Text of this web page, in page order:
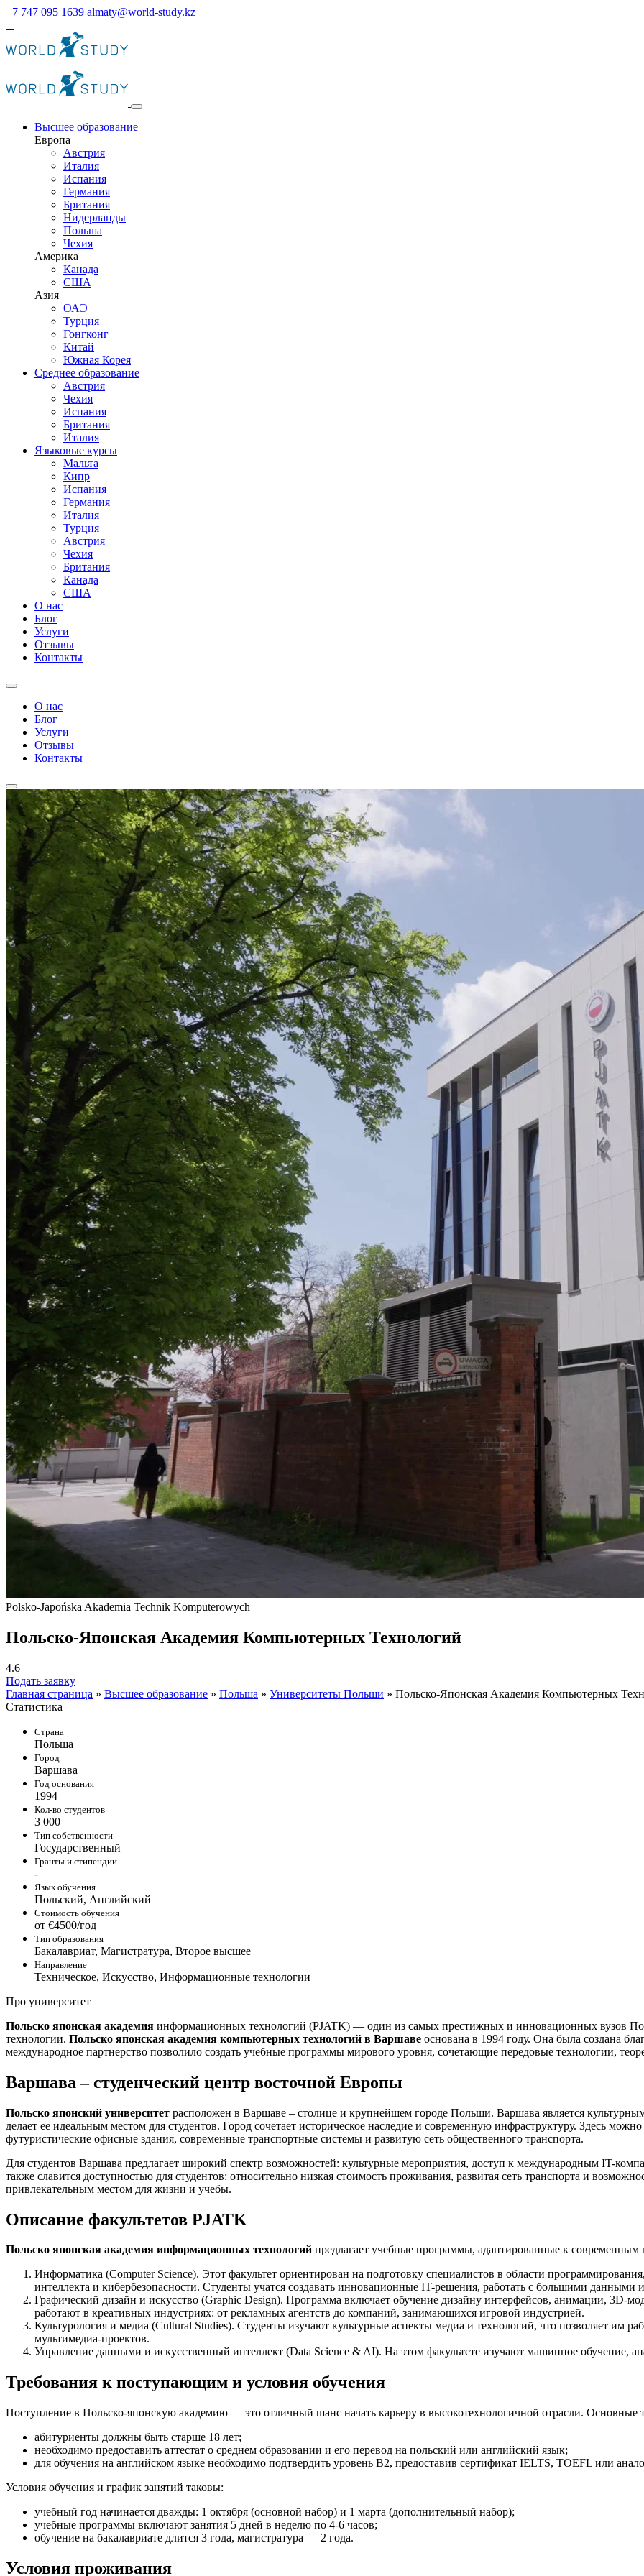
+7 747 095 1639 almaty@world-study.kz
Высшее образование
Европа
Австрия
Италия
Испания
Германия
Британия
Нидерланды
Польша
Чехия
Америка
Канада
США
Азия
ОАЭ
Турция
Гонгконг
Китай
Южная Корея
Среднее образование
Австрия
Чехия
Испания
Британия
Италия
Языковые курсы
Мальта
Кипр
Испания
Германия
Италия
Турция
Австрия
Чехия
Британия
Канада
США
О нас
Блог
Услуги
Отзывы
Контакты
О нас
Блог
Услуги
Отзывы
Контакты
Polsko-Japońska Akademia Technik Komputerowych
Польско-Японская Академия Компьютерных Технологий
4.6
Подать заявку
Главная страница » Высшее образование » Польша » Университеты Польши » Польско-Японская Академия Компьютерных
Статистика
Страна
Польша
Город
Варшава
Год основания
1994
Кол-во студентов
3 000
Тип собственности
Государственный
Гранты и стипендии
-
Язык обучения
Польский, Английский
Стоимость обучения
от €4500/год
Тип образования
Бакалавриат, Магистратура, Второе высшее
Направление
Техническое, Искусство, Информационные технологии
Про университет
Польско японская академия информационных технологий (PJATK) — один из самых престижных и инновационных вузов
технологии. Польско японская академия компьютерных технологий в Варшаве основана в 1994 году. Она была создана
международное партнерство позволило создать учебные программы мирового уровня, сочетающие передовые технологии,
Варшава – студенческий центр восточной Европы
Польско японский университет расположен в Варшаве – столице и крупнейшем городе Польши. Варшава является
делает ее идеальным местом для студентов. Город сочетает историческое наследие и современную инфраструктуру. Здесь
футуристические офисные здания, современные транспортные системы и развитую сеть общественного транспорта.
Для студентов Варшава предлагает широкий спектр возможностей: культурные мероприятия, доступ к международным IT-
также славится доступностью для студентов: относительно низкая стоимость проживания, развитая сеть транспорта и
привлекательным местом для жизни и учебы.
Описание факультетов PJATK
Польско японская академия информационных технологий предлагает учебные программы, адаптированные к
Информатика (Computer Science). Этот факультет ориентирован на подготовку специалистов в области
интеллекта и кибербезопасности. Студенты учатся создавать инновационные IT-решения, работать с большими данными
Графический дизайн и искусство (Graphic Design). Программа включает обучение дизайну интерфейсов, анимации,
работают в креативных индустриях: от рекламных агентств до компаний, занимающихся игровой индустрией.
Культурология и медиа (Cultural Studies). Студенты изучают культурные аспекты медиа и технологий, что позволяет им
мультимедиа-проектов.
Управление данными и искусственный интеллект (Data Science & AI). На этом факультете изучают машинное обучение,
Требования к поступающим и условия обучения
Поступление в Польско-японскую академию — это отличный шанс начать карьеру в высокотехнологичной отрасли. Основные
абитуриенты должны быть старше 18 лет;
необходимо предоставить аттестат о среднем образовании и его перевод на польский или английский язык;
для обучения на английском языке необходимо подтвердить уровень B2, предоставив сертификат IELTS, TOEFL или
Условия обучения и график занятий таковы:
учебный год начинается дважды: 1 октября (основной набор) и 1 марта (дополнительный набор);
учебные программы включают занятия 5 дней в неделю по 4-6 часов;
обучение на бакалавриате длится 3 года, магистратура — 2 года.
Условия проживания